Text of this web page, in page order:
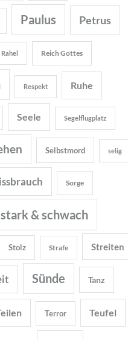
Paulus Petrus
Rahel Reich Gottes
Respekt Ruhe
Seele Segelflugplatz
Selbstmord selig
Sorge
stark & schwach
Stolz Strafe Streiten
Sünde Tanz
Terror Teufel